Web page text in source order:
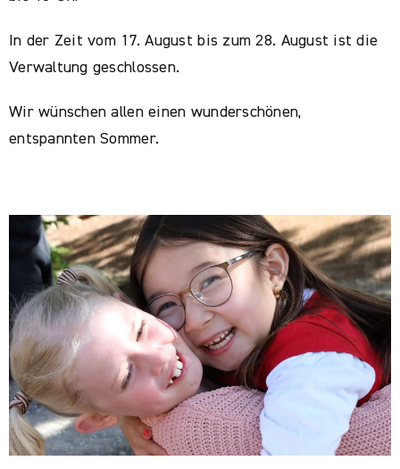
In der Zeit vom 17. August bis zum 28. August ist die
Verwaltung geschlossen.
Wir wünschen allen einen wunderschönen,
entspannten Sommer.